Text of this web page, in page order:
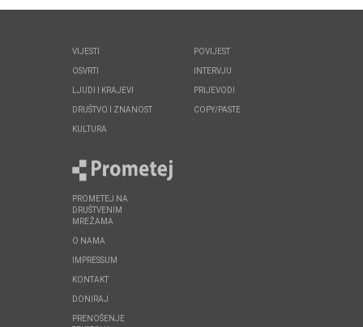
VIJESTI
OSVRTI
LJUDI I KRAJEVI
DRUŠTVO I ZNANOST
KULTURA
POVIJEST
INTERVJU
PRIJEVODI
COPY/PASTE
PROMETEJ NA
DRUŠTVENIM
MREŽAMA
O NAMA
IMPRESSUM
KONTAKT
DONIRAJ
PRENOŠENJE